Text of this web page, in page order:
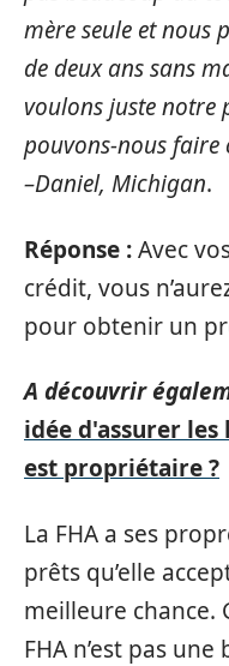
mère seule et nous
de deux ans sans
voulons juste
pouvons-nous faire
–Daniel, Michigan.
Réponse :Avec
crédit, vous
pour obtenir un
A découvrir
idée d'assurer
est propriétaire ?
La FHA a ses
prêts qu’elle
meilleure chance.
FHA n’est pas